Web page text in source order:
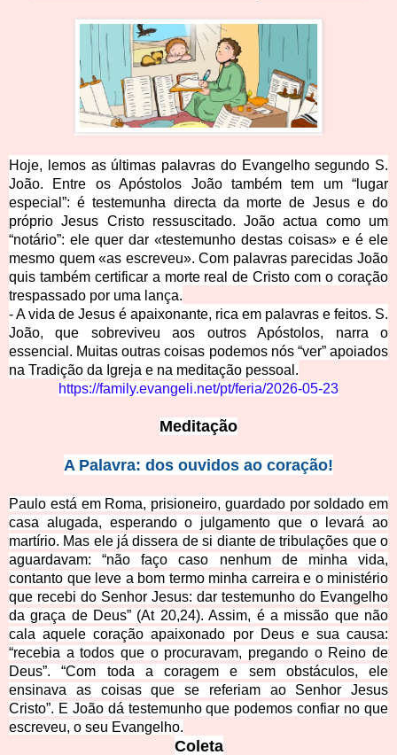
Hoje, lemos as últimas palavras do Evangelho segundo S.
João. Entre os Apóstolos João também tem um “lugar
especial”: é testemunha directa da morte de Jesus e do
próprio Jesus Cristo ressuscitado. João actua como um
“notário”: ele quer dar «testemunho destas coisas» e é ele
mesmo quem «as escreveu». Com palavras parecidas João
quis também certificar a morte real de Cristo com o coração
trespassado por uma lança.
- A vida de Jesus é apaixonante, rica em palavras e feitos. S.
João, que sobreviveu aos outros Apóstolos, narra o
essencial. Muitas outras coisas podemos nós “ver” apoiados
na Tradição da Igreja e na meditação pessoal.
https://family.evangeli.net/pt/feria/2026-05-23
Meditação
A Palavra: dos ouvidos ao coração!
Paulo está em Roma, prisioneiro, guardado por soldado em
casa alugada, esperando o julgamento que o levará ao
martírio. Mas ele já dissera de si diante de tribulações que o
aguardavam: “não faço caso nenhum de minha vida,
contanto que leve a bom termo minha carreira e o ministério
que recebi do Senhor Jesus: dar testemunho do Evangelho
da graça de Deus” (At 20,24). Assim, é a missão que não
cala aquele coração apaixonado por Deus e sua causa:
“recebia a todos que o procuravam, pregando o Reino de
Deus”. “Com toda a coragem e sem obstáculos, ele
ensinava as coisas que se referiam ao Senhor Jesus
Cristo”. E João dá testemunho que podemos confiar no que
escreveu, o seu Evangelho.
Coleta